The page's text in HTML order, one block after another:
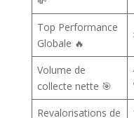
Top Performance
Globale 🔥
Volume de
collecte nette 🎯
Revalorisations de